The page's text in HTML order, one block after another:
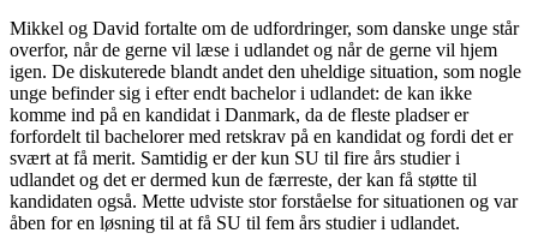
Mikkel og David fortalte om de udfordringer, som danske unge står
overfor, når de gerne vil læse i udlandet og når de gerne vil hjem
igen. De diskuterede blandt andet den uheldige situation, som nogle
unge befinder sig i efter endt bachelor i udlandet: de kan ikke
komme ind på en kandidat i Danmark, da de fleste pladser er
forfordelt til bachelorer med retskrav på en kandidat og fordi det er
svært at få merit. Samtidig er der kun SU til fire års studier i
udlandet og det er dermed kun de færreste, der kan få støtte til
kandidaten også. Mette udviste stor forståelse for situationen og var
åben for en løsning til at få SU til fem års studier i udlandet.